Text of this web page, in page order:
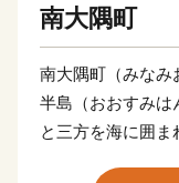
南大隅町
南大隅町（みなみ
半島（おおすみは
と三方を海に囲